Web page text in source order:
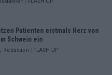
Patienten erstmals Herz von
Schwein ein
Redaktion | FLASH UP